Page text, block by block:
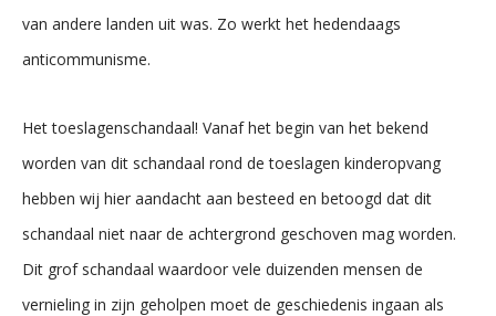
van andere landen uit was. Zo werkt het hedendaags
anticommunisme.
Het toeslagenschandaal! Vanaf het begin van het bekend
worden van dit schandaal rond de toeslagen kinderopvang
hebben wij hier aandacht aan besteed en betoogd dat dit
schandaal niet naar de achtergrond geschoven mag worden.
Dit grof schandaal waardoor vele duizenden mensen de
vernieling in zijn geholpen moet de geschiedenis ingaan als